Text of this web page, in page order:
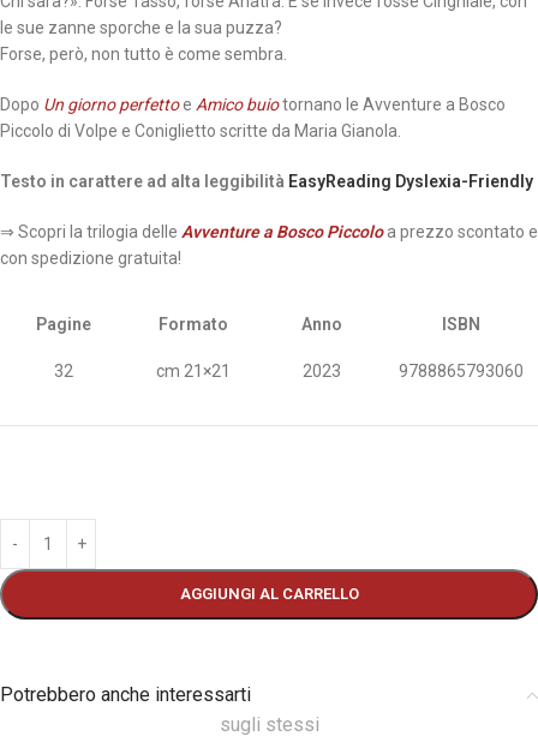
le sue zanne sporche e la sua puzza?
Forse, però, non tutto è come sembra.
Dopo Un giorno perfettoe Amico buiotornano le Avventure a Bosco
Piccolo di Volpe e Coniglietto scritte da Maria Gianola.
Testo in carattere ad alta leggibilità EasyReading Dyslexia-Friendly
⇒ Scopri la trilogia delle Avventure a Bosco Piccoloa prezzo scontato e
con spedizione gratuita!
Pagine
32
Formato
cm 21×21
Anno
2023
ISBN
9788865793060
AGGIUNGI AL CARRELLO
Potrebbero anche interessarti
sugli stessi